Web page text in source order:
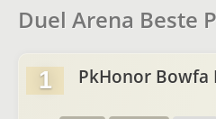
Duel Arena Beste
1 PkHonor Bowfa